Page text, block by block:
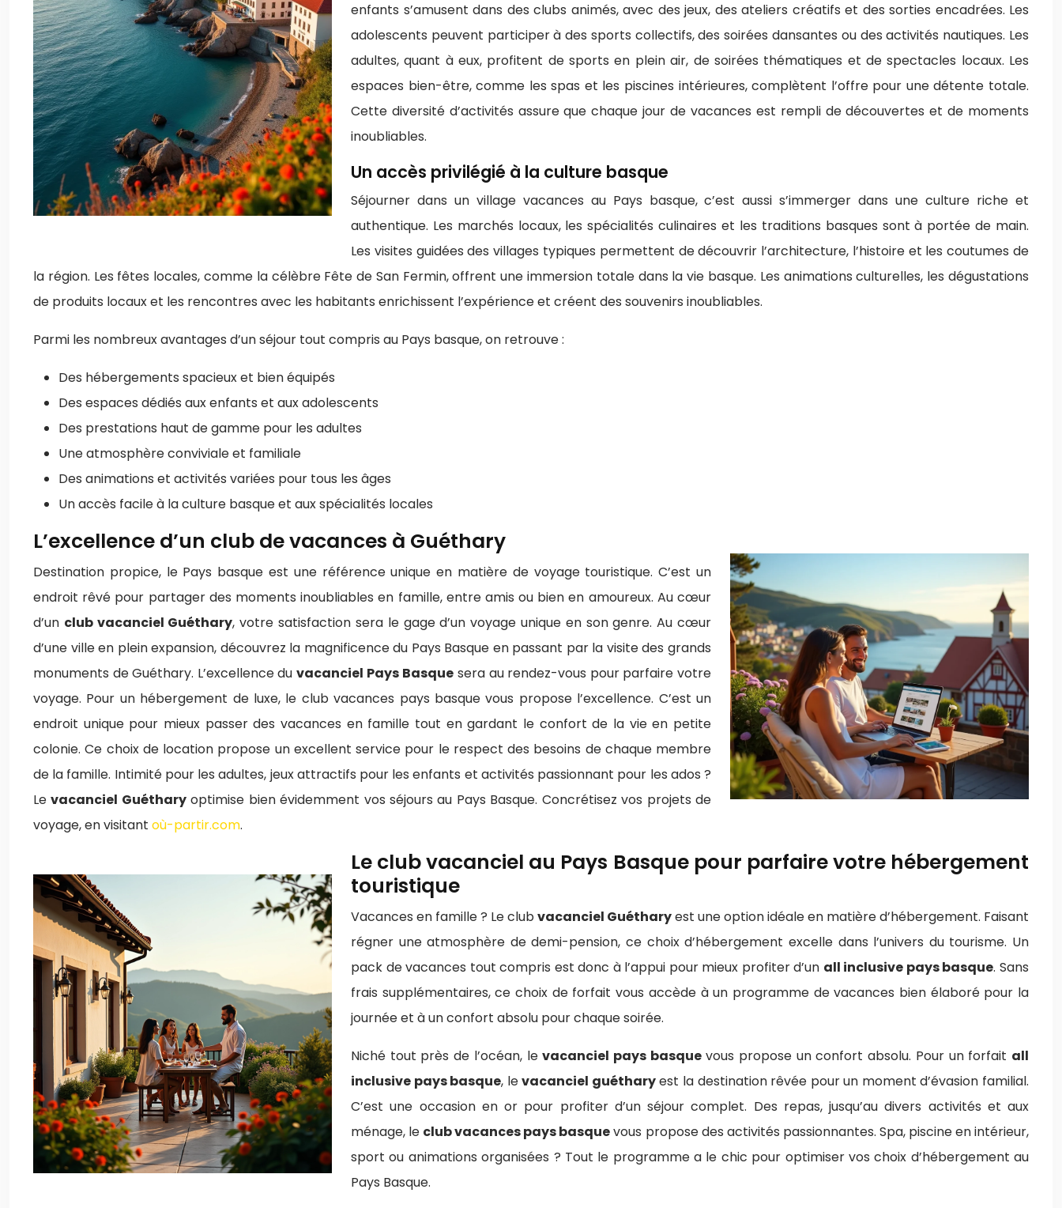
enfants s’amusent dans des clubs animés, avec des jeux, des ateliers créatifs et des sorties encadrées. Les
adolescents peuvent participer à des sports collectifs, des soirées dansantes ou des activités nautiques. Les
adultes, quant à eux, profitent de sports en plein air, de soirées thématiques et de spectacles locaux. Les
espaces bien-être, comme les spas et les piscines intérieures, complètent l’offre pour une détente totale.
Cette diversité d’activités assure que chaque jour de vacances est rempli de découvertes et de moments
inoubliables.
Un accès privilégié à la culture basque
Séjourner dans un village vacances au Pays basque, c’est aussi s’immerger dans une culture riche et
authentique. Les marchés locaux, les spécialités culinaires et les traditions basques sont à portée de main.
Les visites guidées des villages typiques permettent de découvrir l’architecture, l’histoire et les coutumes de
la région. Les fêtes locales, comme la célèbre Fête de San Fermin, offrent une immersion totale dans la vie basque. Les animations culturelles, les dégustations
de produits locaux et les rencontres avec les habitants enrichissent l’expérience et créent des souvenirs inoubliables.
Parmi les nombreux avantages d’un séjour tout compris au Pays basque, on retrouve :
Des hébergements spacieux et bien équipés
Des espaces dédiés aux enfants et aux adolescents
Des prestations haut de gamme pour les adultes
Une atmosphère conviviale et familiale
Des animations et activités variées pour tous les âges
Un accès facile à la culture basque et aux spécialités locales
L’excellence d’un club de vacances à Guéthary
Destination propice, le Pays basque est une référence unique en matière de voyage touristique. C’est un
endroit rêvé pour partager des moments inoubliables en famille, entre amis ou bien en amoureux. Au cœur
d’un club vacanciel Guéthary, votre satisfaction sera le gage d’un voyage unique en son genre. Au cœur
d’une ville en plein expansion, découvrez la magnificence du Pays Basque en passant par la visite des grands
monuments de Guéthary. L’excellence duvacanciel Pays Basque sera au rendez-vous pour parfaire votre
voyage. Pour un hébergement de luxe, le club vacances pays basque vous propose l’excellence. C’est un
endroit unique pour mieux passer des vacances en famille tout en gardant le confort de la vie en petite
colonie. Ce choix de location propose un excellent service pour le respect des besoins de chaque membre
de la famille. Intimité pour les adultes, jeux attractifs pour les enfants et activités passionnant pour les ados ?
Levacanciel Guétharyoptimise bien évidemment vos séjours au Pays Basque. Concrétisez vos projets de
voyage, en visitant où-partir.com.
Le club vacanciel au Pays Basque pour parfaire votre hébergement
touristique
Vacances en famille ? Le clubvacanciel Guétharyest une option idéale en matière d’hébergement. Faisant
régner une atmosphère de demi-pension, ce choix d’hébergement excelle dans l’univers du tourisme. Un
pack de vacances tout compris est donc à l’appui pour mieux profiter d’un all inclusive pays basque. Sans
frais supplémentaires, ce choix de forfait vous accède à un programme de vacances bien élaboré pour la
journée et à un confort absolu pour chaque soirée.
Niché tout près de l’océan, levacanciel pays basquevous propose un confort absolu. Pour un forfait all
inclusive pays basque, levacanciel guétharyest la destination rêvée pour un moment d’évasion familial.
C’est une occasion en or pour profiter d’un séjour complet. Des repas, jusqu’au divers activités et aux
ménage, le club vacances pays basquevous propose des activités passionnantes. Spa, piscine en intérieur,
sport ou animations organisées ? Tout le programme a le chic pour optimiser vos choix d’hébergement au
Pays Basque.